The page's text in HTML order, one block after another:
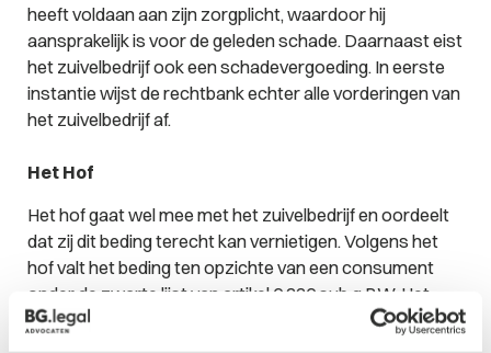
heeft voldaan aan zijn zorgplicht, waardoor hij
aansprakelijk is voor de geleden schade. Daarnaast eist
het zuivelbedrijf ook een schadevergoeding. In eerste
instantie wijst de rechtbank echter alle vorderingen van
het zuivelbedrijf af.
Het Hof
Het hof gaat wel mee met het zuivelbedrijf en oordeelt
dat zij dit beding terecht kan vernietigen. Volgens het
hof valt het beding ten opzichte van een consument
onder de zwarte lijst van artikel 6:236 sub g BW. Het
zuivelbedrijf is weliswaar geen consument, maar omdat
zij geen kennis of ervaring heeft van ingewikkelde